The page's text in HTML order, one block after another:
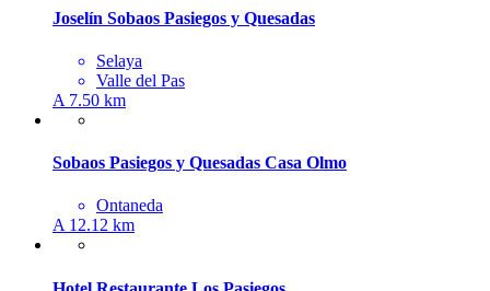
Joselín Sobaos Pasiegos y Quesadas
Selaya
Valle del Pas
A 7.50 km
Sobaos Pasiegos y Quesadas Casa Olmo
Ontaneda
A 12.12 km